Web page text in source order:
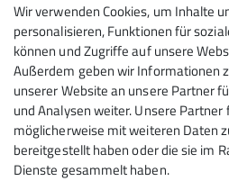
Wir verwenden Cookies, um Inhalte
personalisieren, Funktionen für
können und Zugriffe auf unsere
Außerdem geben wir Informationen
unserer Website an unsere Partner
und Analysen weiter. Unsere
möglicherweise mit weiteren Daten
bereitgestellt haben oder die sie im
Dienste gesammelt haben.